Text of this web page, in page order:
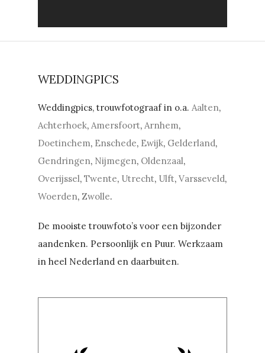
WEDDINGPICS
Weddingpics, trouwfotograaf in o.a. Aalten,
Achterhoek, Amersfoort, Arnhem,
Doetinchem, Enschede, Ewijk, Gelderland,
Gendringen, Nijmegen, Oldenzaal,
Overijssel,Twente, Utrecht, Ulft,Varsseveld,
Woerden, Zwolle.
De mooiste trouwfoto’s voor een bijzonder
aandenken. Persoonlijk en Puur. Werkzaam
in heel Nederland en daarbuiten.